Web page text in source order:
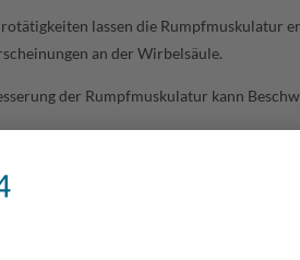
lassen die Rumpfmuskulatur
an der Wirbelsäule.
der Rumpfmuskulatur kann